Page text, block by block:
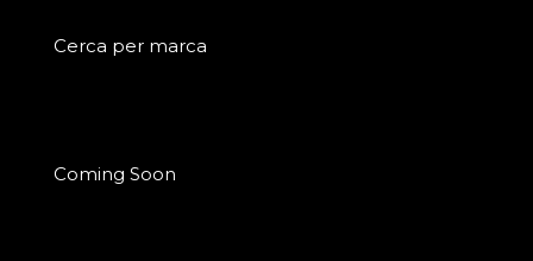
Cerca per marca
Coming Soon